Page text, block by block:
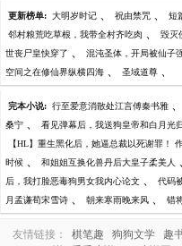
更新榜单: 大明岁时记 、 祝由禁咒 、 短
邻村粮荒吃草根，我带全村齐吃肉 、 毁灭
世丧尸皇快穿了 、 混沌圣体，开局被仙子
空间之在修仙界纵横四海 、 圣域道尊 、
完本小说: 行至爱意消散处江言傅秦书雅 、
桑宁 、 看见弹幕后，我送狗皇帝和白月光
【HL】重生黑化后，她逼总裁以死谢罪！
时候 、 和姐姐互换化兽丹后大皇子柔美人
后，我打脸恶毒狗男女我内心论文 、 代码
月孟谦荀宋雪诗 、 朝来寒雨晚来风 、 错
友情链接： 棋笔趣 狗狗文学 趣